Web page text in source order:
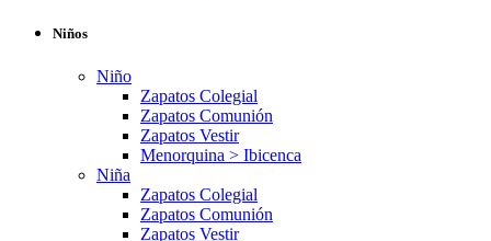
Niños
Niño
Zapatos Colegial
Zapatos Comunión
Zapatos Vestir
Menorquina > Ibicenca
Niña
Zapatos Colegial
Zapatos Comunión
Zapatos Vestir